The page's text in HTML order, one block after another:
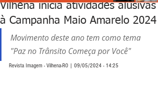
Vilhena inicia atividades alusivas
à Campanha Maio Amarelo 2024
Movimento deste ano tem como tema
"Paz no Trânsito Começa por Você"
Revista Imagem - Vilhena-RO | 09/05/2024 - 14:25